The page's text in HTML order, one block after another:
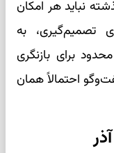
نباید هر امکان
تصمیم‌گیری، به
برای بازنگری
احتمالاً همان